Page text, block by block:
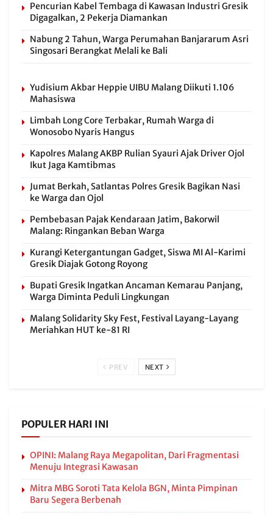
Pencurian Kabel Tembaga di Kawasan Industri Gresik
Digagalkan, 2 Pekerja Diamankan
Nabung 2 Tahun, Warga Perumahan Banjararum Asri
Singosari Berangkat Melali ke Bali
Yudisium Akbar Heppie UIBU Malang Diikuti 1.106
Mahasiswa
Limbah Long Core Terbakar, Rumah Warga di
Wonosobo Nyaris Hangus
Kapolres Malang AKBP Rulian Syauri Ajak Driver Ojol
Ikut Jaga Kamtibmas
Jumat Berkah, Satlantas Polres Gresik Bagikan Nasi
ke Warga dan Ojol
Pembebasan Pajak Kendaraan Jatim, Bakorwil
Malang: Ringankan Beban Warga
Kurangi Ketergantungan Gadget, Siswa MI Al-Karimi
Gresik Diajak Gotong Royong
Bupati Gresik Ingatkan Ancaman Kemarau Panjang,
Warga Diminta Peduli Lingkungan
Malang Solidarity Sky Fest, Festival Layang-Layang
Meriahkan HUT ke-81 RI
PREV NEXT
POPULER HARI INI
OPINI: Malang Raya Megapolitan, Dari Fragmentasi
Menuju Integrasi Kawasan
Mitra MBG Soroti Tata Kelola BGN, Minta Pimpinan
Baru Segera Berbenah